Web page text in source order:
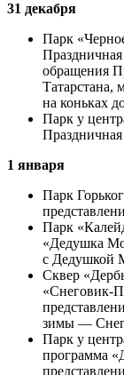
31 декабря
Парк
обращения
Татарстана,
на коньках
Парк у
1 января
Парк
Парк
«Дедушка
с Дедушкой
Сквер
«Снеговик-
зимы —
Парк у
программа